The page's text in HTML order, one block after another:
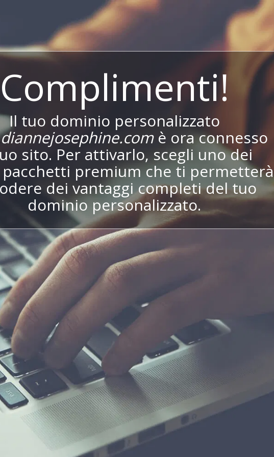
Complimenti!
Il tuo dominio personalizzato
è ora connesso
sito. Per attivarlo, scegli uno dei
premium che ti permetterà
dei vantaggi completi del tuo
dominio personalizzato.